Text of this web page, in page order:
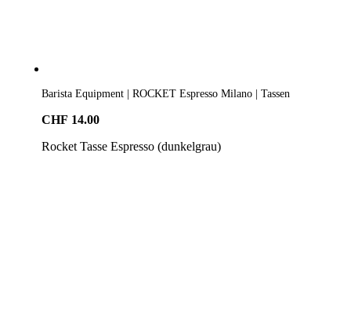
Barista Equipment | ROCKET Espresso Milano | Tassen
CHF 14.00
Rocket Tasse Espresso (dunkelgrau)